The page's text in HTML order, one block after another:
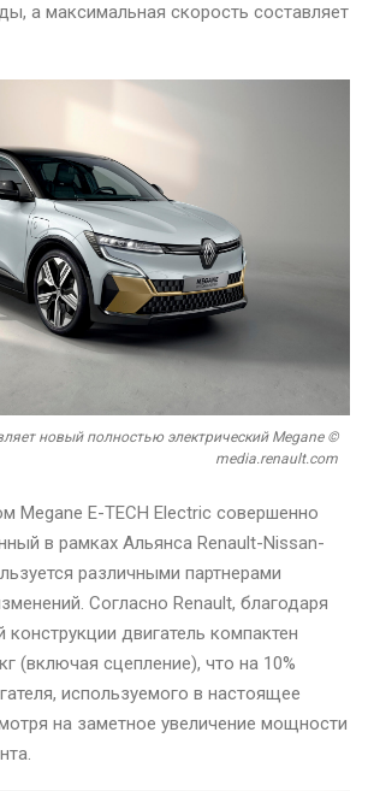
а максимальная скорость составляет
новый полностью электрический Megane ©
media.renault.com
Megane E-TECH Electric совершенно
в рамках Альянса Renault-Nissan-
различными партнерами
Согласно Renault, благодаря
двигатель компактен
(включая сцепление), что на 10%
используемого в настоящее
на заметное увеличение мощности